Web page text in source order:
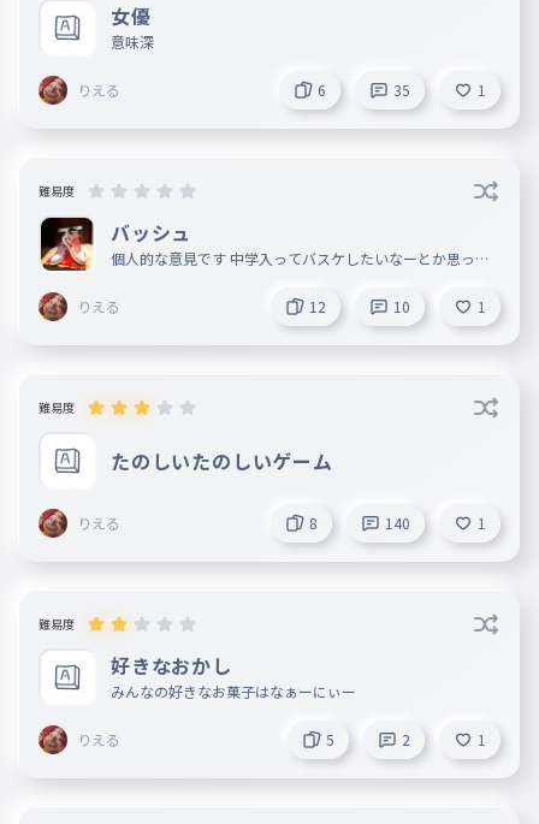
それでもきたらそいつとちょっと対
2025年08月28日
ぃ ー 入 っ て く る ん よ ね ー
ね と す と ぐ ら い 招 待 も し つ こ
い し 　ご め ん ね 😣 🙏🏻
のぁちゃん 2025年08月28日
お け ほ ん と ご め ん 学 校 始 ま っ
く し あ い つ ら の ふ れ ん ど も 切
る ね　だ っ た ら も う 入 っ て こ
2025年08月28日
ごめんなんか名前忘れたけどいつも
いつ入ってくるんやったら俺のパー
ティー入ってこんといて
女優
意味深
りえる 6 35 1
難易度
バッシュ
個人的な意見です 中学入ってバスケしたいなーとか思って
りま日本人やったら最初はasics履こう
りえる 12 10 1
難易度
たのしいたのしいゲーム
りえる 8 140 1
難易度
好きなおかし
みんなの好きなお菓子はなぁーにぃー
りえる 5 2 1